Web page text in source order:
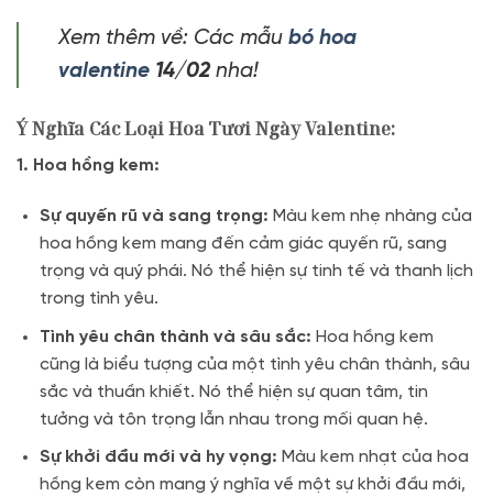
Xem thêm về: Các mẫu bó hoa
valentine 14/02 nha!
Ý Nghĩa Các Loại Hoa Tươi Ngày Valentine:
1. Hoa hồng kem:
Sự quyến rũ và sang trọng: Màu kem nhẹ nhàng của
hoa hồng kem mang đến cảm giác quyến rũ, sang
trọng và quý phái. Nó thể hiện sự tinh tế và thanh lịch
trong tình yêu.
Tình yêu chân thành và sâu sắc: Hoa hồng kem
cũng là biểu tượng của một tình yêu chân thành, sâu
sắc và thuần khiết. Nó thể hiện sự quan tâm, tin
tưởng và tôn trọng lẫn nhau trong mối quan hệ.
Sự khởi đầu mới và hy vọng: Màu kem nhạt của hoa
hồng kem còn mang ý nghĩa về một sự khởi đầu mới,